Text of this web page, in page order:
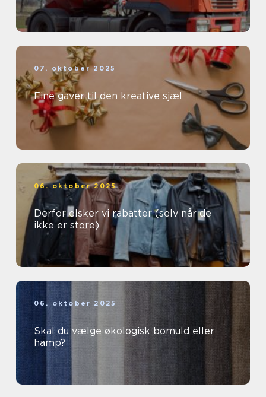
07. oktober 2025
Fine gaver til den kreative sjæl
06. oktober 2025
Derfor elsker vi rabatter (selv når de
ikke er store)
06. oktober 2025
Skal du vælge økologisk bomuld eller
hamp?